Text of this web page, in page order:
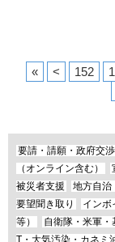
« < 152
要請・請願・政府交渉
（オンライン含む）
被災者支援
地方自治
要望聞き取り
インボ
等）
自衛隊・米軍・
T・大気汚染・カネミ